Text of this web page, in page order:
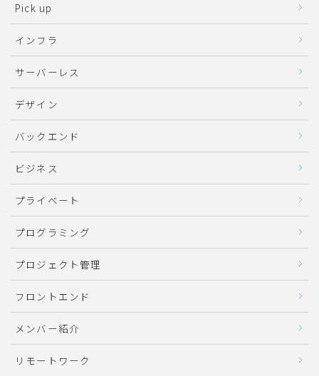
Pick up
インフラ
サーバーレス
デザイン
バックエンド
ビジネス
プライベート
プログラミング
プロジェクト管理
フロントエンド
メンバー紹介
リモートワーク